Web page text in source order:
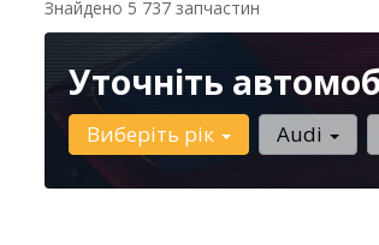
Знайдено 5 737 запчастин
Уточніть
Виберіть рік Audi